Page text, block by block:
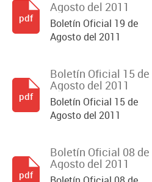
Agosto del 2011
Boletín Oficial 19 de
Agosto del 2011
pdf
Boletín Oficial 15 de
Agosto del 2011
Boletín Oficial 15 de
Agosto del 2011
pdf
Boletín Oficial 08 de
Agosto del 2011
pdf